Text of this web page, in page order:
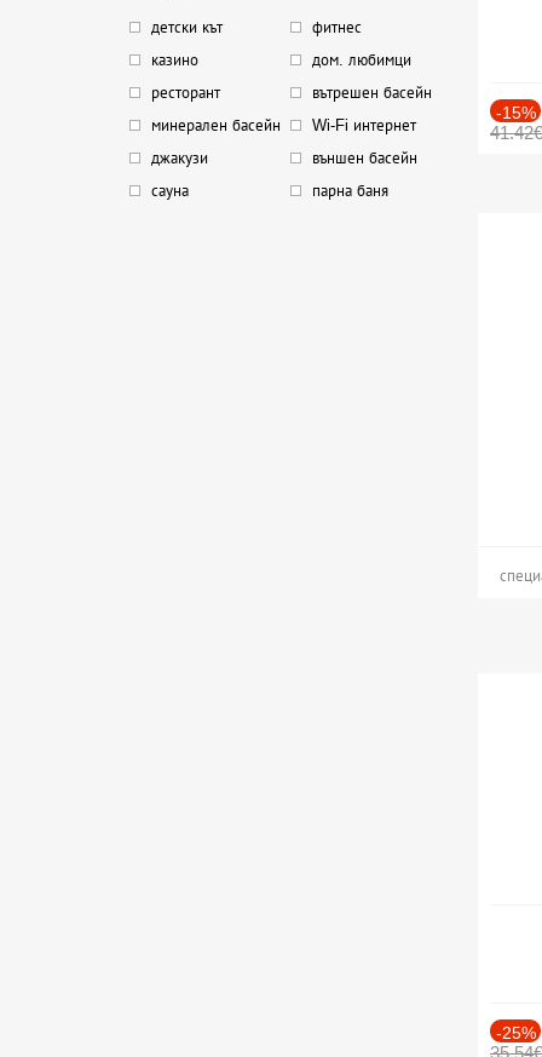
детски кът
фитнес
казино
дом. любимци
ресторант
вътрешен басейн
минерален басейн
Wi-Fi интернет
джакузи
външен басейн
сауна
парна баня
-15%
41.42€
-25%
35.54€